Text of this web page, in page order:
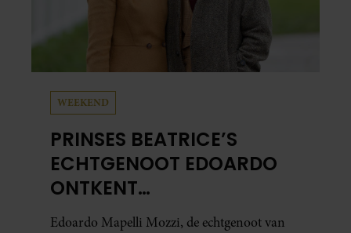
WEEKEND
PRINSES BEATRICE’S
ECHTGENOOT EDOARDO
ONTKENT
HUWELIJKSPROBLEMEN
Edoardo Mapelli Mozzi, de echtgenoot van